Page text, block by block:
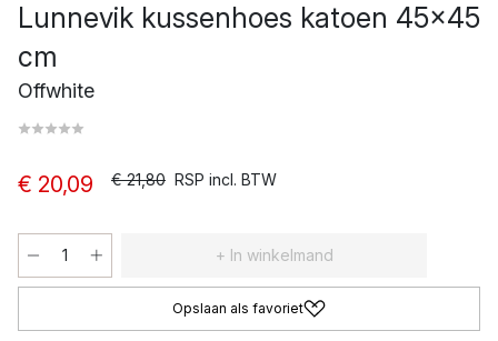
Lunnevik kussenhoes katoen 45x45
cm
Offwhite
€ 20,09 € 21,80 RSP incl. BTW
+ In winkelmand
Opslaan als favoriet